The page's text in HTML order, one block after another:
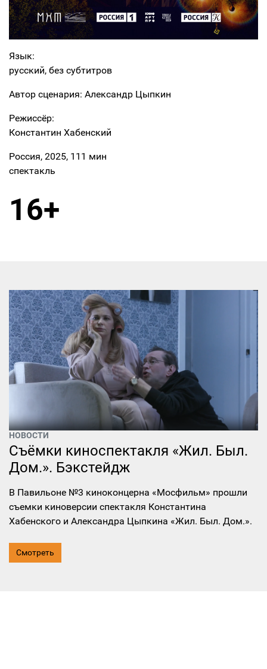
Язык:
русский, без субтитров
Автор сценария: Александр Цыпкин
Режиссёр:
Константин Хабенский
Россия, 2025, 111 мин
спектакль
16+
НОВОСТИ
Съёмки киноспектакля «Жил. Был.
Дом.». Бэкстейдж
В Павильоне №3 киноконцерна «Мосфильм» прошли
съемки киноверсии спектакля Константина
Хабенского и Александра Цыпкина «Жил. Был. Дом.».
Смотреть